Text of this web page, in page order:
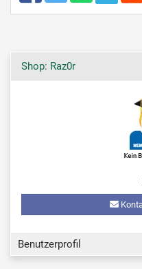
Shop: Raz0r
Benutzerprofil